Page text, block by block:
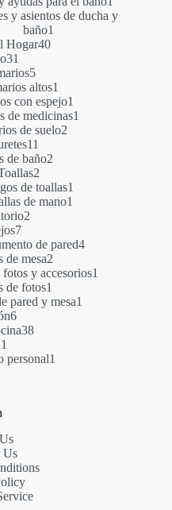
producto
y asientos de ducha y
baño1
Hogar4040
31
productos
55
productos
altos1
producto
con espejo1
producto
de medicinas1
de suelo2
11
productos
de baño22
2
productos
de toallas1
de mano1
22
77
productos
de pared44
de mesa2
productos
y accesorios1
de fotos1
producto
pared y mesa1
66
productos
3838
1
producto
personal1
Us